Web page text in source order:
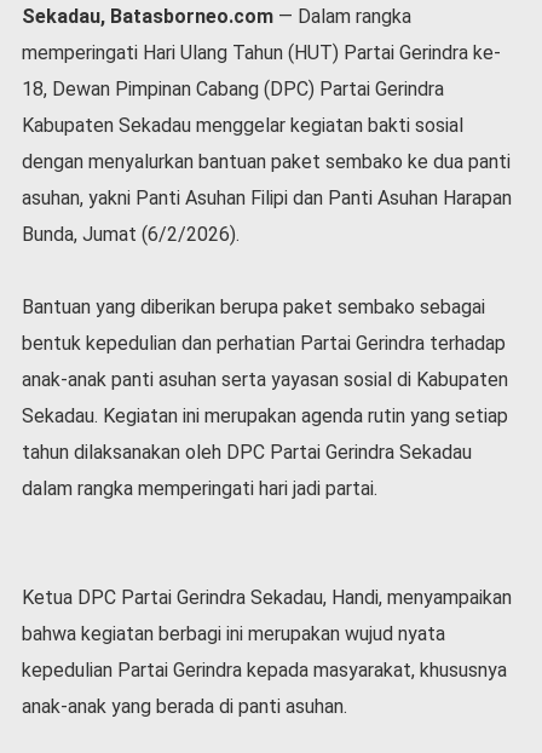
l
a
r
a
a
p
i
B
e
r
i
t
a
d
-
9
N
Sekadau, Batasborneo.com— Dalam rangka
memperingati Hari Ulang Tahun (HUT) Partai Gerindra ke-
18, Dewan Pimpinan Cabang (DPC) Partai Gerindra
Kabupaten Sekadau menggelar kegiatan bakti sosial
dengan menyalurkan bantuan paket sembako ke dua panti
asuhan, yakni Panti Asuhan Filipi dan Panti Asuhan Harapan
Bunda, Jumat (6/2/2026).
Bantuan yang diberikan berupa paket sembako sebagai
bentuk kepedulian dan perhatian Partai Gerindra terhadap
anak-anak panti asuhan serta yayasan sosial di Kabupaten
Sekadau. Kegiatan ini merupakan agenda rutin yang setiap
tahun dilaksanakan oleh DPC Partai Gerindra Sekadau
dalam rangka memperingati hari jadi partai.
Ketua DPC Partai Gerindra Sekadau, Handi, menyampaikan
bahwa kegiatan berbagi ini merupakan wujud nyata
kepedulian Partai Gerindra kepada masyarakat, khususnya
anak-anak yang berada di panti asuhan.